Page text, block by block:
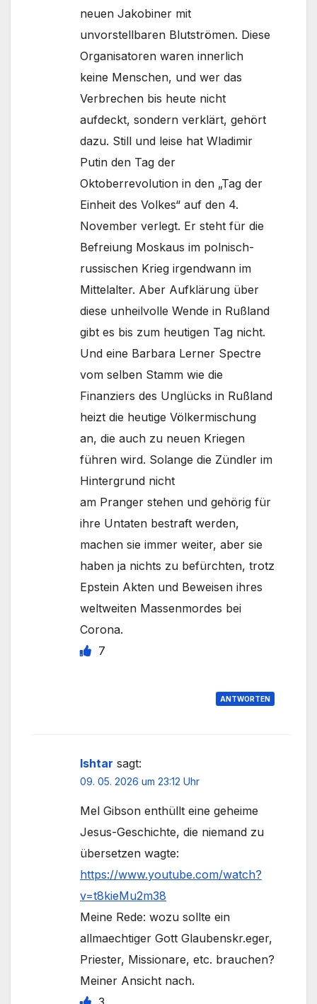
neuen Jakobiner mit
unvorstellbaren Blutströmen. Diese
Organisatoren waren innerlich
keine Menschen, und wer das
Verbrechen bis heute nicht
aufdeckt, sondern verklärt, gehört
dazu. Still und leise hat Wladimir
Putin den Tag der
Oktoberrevolution in den „Tag der
Einheit des Volkes“ auf den 4.
November verlegt. Er steht für die
Befreiung Moskaus im polnisch-
russischen Krieg irgendwann im
Mittelalter. Aber Aufklärung über
diese unheilvolle Wende in Rußland
gibt es bis zum heutigen Tag nicht.
Und eine Barbara Lerner Spectre
vom selben Stamm wie die
Finanziers des Unglücks in Rußland
heizt die heutige Völkermischung
an, die auch zu neuen Kriegen
führen wird. Solange die Zündler im
Hintergrund nicht
am Pranger stehen und gehörig für
ihre Untaten bestraft werden,
machen sie immer weiter, aber sie
haben ja nichts zu befürchten, trotz
Epstein Akten und Beweisen ihres
weltweiten Massenmordes bei
Corona.
7
ANTWORTEN
Ishtar sagt:
09. 05. 2026 um 23:12 Uhr
Mel Gibson enthüllt eine geheime
Jesus-Geschichte, die niemand zu
übersetzen wagte:
https://www.youtube.com/watch?
v=t8kieMu2m38
Meine Rede: wozu sollte ein
allmaechtiger Gott Glaubenskr.eger,
Priester, Missionare, etc. brauchen?
Meiner Ansicht nach.